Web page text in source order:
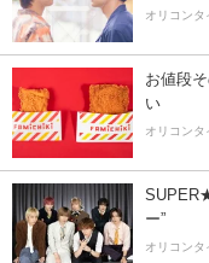
オリコンタ
お値段
い
オリコンタ
ー”
オリコンタ